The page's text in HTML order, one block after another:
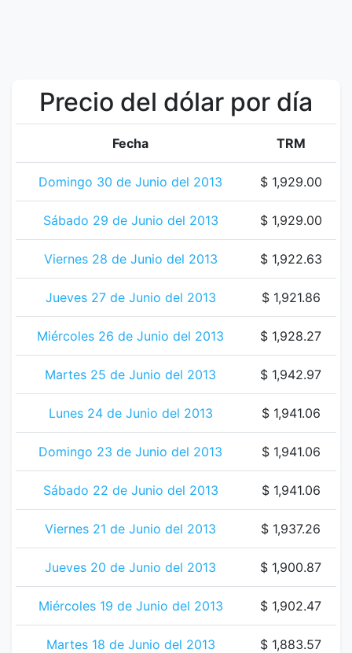
Precio del dólar por día
Fecha TRM
Domingo 30 de Junio del 2013 $ 1,929.00
Sábado 29 de Junio del 2013 $ 1,929.00
Viernes 28 de Junio del 2013 $ 1,922.63
Jueves 27 de Junio del 2013 $ 1,921.86
Miércoles 26 de Junio del 2013 $ 1,928.27
Martes 25 de Junio del 2013 $ 1,942.97
Lunes 24 de Junio del 2013 $ 1,941.06
Domingo 23 de Junio del 2013 $ 1,941.06
Sábado 22 de Junio del 2013 $ 1,941.06
Viernes 21 de Junio del 2013 $ 1,937.26
Jueves 20 de Junio del 2013 $ 1,900.87
Miércoles 19 de Junio del 2013 $ 1,902.47
Martes 18 de Junio del 2013 $ 1,883.57